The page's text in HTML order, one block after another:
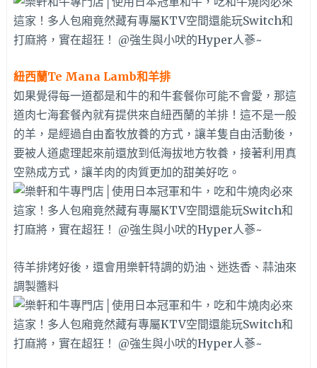
紐西蘭Te Mana Lamb和羊排
如果覺得每一道都是和牛的和牛套餐你可能不會愛，那這
道肉七海套餐內就有提供來自紐西蘭的羊排！這不是一般
的羊，是經過自由畜牧放養的方式，讓羊隻自由活動後，
要被人道處理起來前還放到低海拔地方牧養，接著利用真
空熟成方式，讓羊肉的肉質更加的甜美好吃。
待羊排烤好後，還會用樂軒特調的奶油、迷迭香、蒜油來
調製醬料